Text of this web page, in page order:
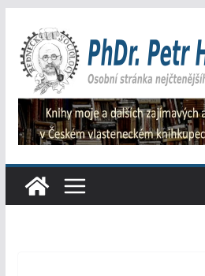
obsah